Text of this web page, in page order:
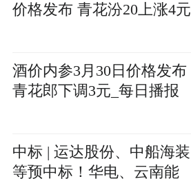
价格发布 青花汾20上涨4元
酒价内参3月30日价格发布
青花郎下调3元_每日播报
中标 | 运达股份、中船海装
等预中标！华电、云南能